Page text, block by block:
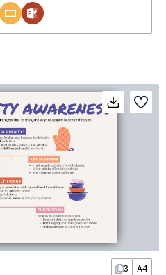
3 A4